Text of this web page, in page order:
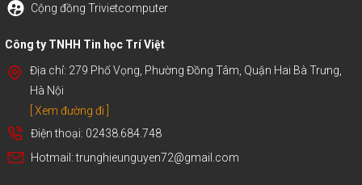
Cộng đồng Trivietcomputer
Công ty TNHH Tin học Trí Việt
Địa chỉ: 279 Phố Vọng, Phường Đồng Tâm, Quận Hai Bà Trưng,
Hà Nội
[ Xem đường đi ]
Điện thoại: 02438.684.748
Hotmail: trunghieunguyen72@gmail.com